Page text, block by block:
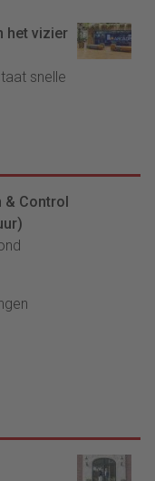
het vizier
snelle
& Control